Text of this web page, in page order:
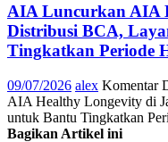
AIA Luncurkan AIA
Distribusi BCA,
Tingkatkan Periode
09/07/2026 alex Komentar
AIA Healthy Longevity di
untuk Bantu Tingkatkan
Bagikan Artikel ini